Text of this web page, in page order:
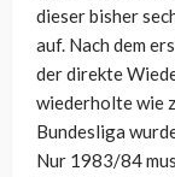
dieser bisher
auf. Nach dem
der direkte
wiederholte wie
Bundesliga
Nur 1983/84